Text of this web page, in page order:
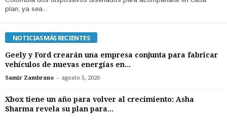
plan, ya sea...
NOTICIAS MÁS RECIENTES
Geely y Ford crearán una empresa conjunta para fabricar
vehículos de nuevas energías en...
Samir Zambrano - agosto 5, 2026
Xbox tiene un año para volver al crecimiento: Asha
Sharma revela su plan para...